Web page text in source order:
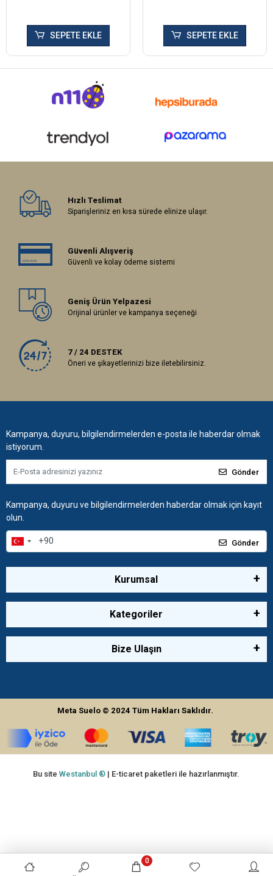
SEPETE EKLE SEPETE EKLE
Hızlı Teslimat
Siparişleriniz en kısa sürede elinize ulaşır.
Güvenli Alışveriş
Güvenli ve kolay ödeme sistemi
Geniş Ürün Yelpazesi
Orijinal ürünler ve kampanya seçeneği
7 / 24 DESTEK
Öneri ve şikayetlerinizi bize iletebilirsiniz.
Kampanya, duyuru, bilgilendirmelerden e-posta ile haberdar olmak
istiyorum.
Gönder
Kampanya, duyuru ve bilgilendirmelerden haberdar olmak için kayıt
olun.
Gönder
Kurumsal
Kategoriler
Bize Ulaşın
Meta Suelo © 2024Tüm Hakları Saklıdır.
0
Bu siteWestanbul ® | E-ticaret paketleri ile hazırlanmıştır.